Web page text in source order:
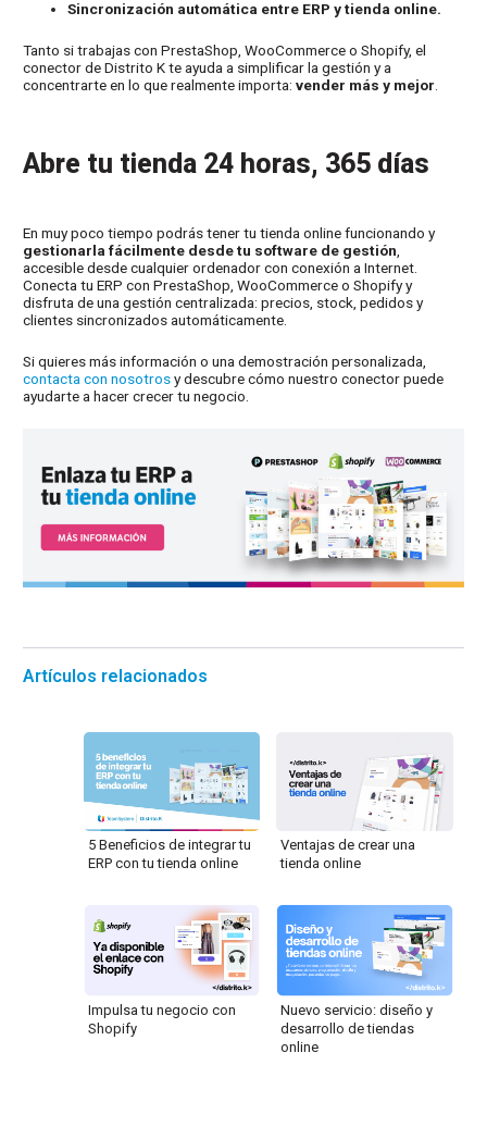
Sincronización automática entre ERP y tienda online.
Tanto si trabajas con PrestaShop, WooCommerce o Shopify, el
conector de Distrito K te ayuda a simplificar la gestión y a
concentrarte en lo que realmente importa:vender más y mejor
Abre tu tienda 24 horas, 365 días
En muy poco tiempo podrás tener tu tienda online funcionando y
gestionarla fácilmente desde tu software de gestión
accesible desde cualquier ordenador con conexión a Internet.
Conecta tu ERP con PrestaShop, WooCommerce o Shopify y
disfruta de una gestión centralizada: precios, stock, pedidos y
clientes sincronizados automáticamente.
Si quieres más información o una demostración personalizada,
contacta con nosotrosy descubre cómo nuestro conector puede
ayudarte a hacer crecer tu negocio.
Artículos relacionados
5 Beneficios de integrar tu
ERP con tu tienda online
Ventajas de crear una
tienda online
Impulsa tu negocio con
Shopify
Nuevo servicio: diseño y
desarrollo de tiendas
online